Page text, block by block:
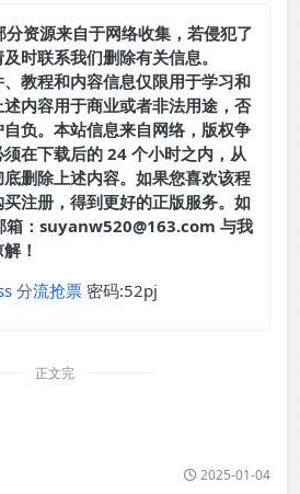
分资源来自于网络收集，若侵犯了
时联系我们删除有关信息。
教程和内容信息仅限用于学习和
内容用于商业或者非法用途，否
负。本站信息来自网络，版权争
在下载后的 24 个小时之内，从
删除上述内容。如果您喜欢该程
注册，得到更好的正版服务。如
箱：suyanw520@163.com 与我
！
分流抢票 密码:52pj
正文完
2025-01-04